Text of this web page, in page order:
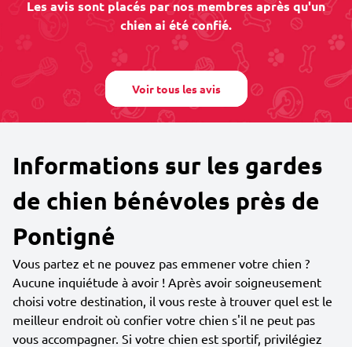
Les avis sont placés par nos membres après qu'un
chien ai été confié.
Voir tous les avis
Informations sur les gardes
de chien bénévoles près de
Pontigné
Vous partez et ne pouvez pas emmener votre chien ?
Aucune inquiétude à avoir ! Après avoir soigneusement
choisi votre destination, il vous reste à trouver quel est le
meilleur endroit où confier votre chien s'il ne peut pas
vous accompagner. Si votre chien est sportif, privilégiez